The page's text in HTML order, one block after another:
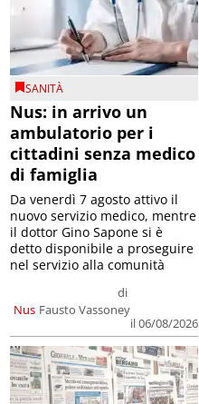
SANITÀ
Nus: in arrivo un
ambulatorio per i
cittadini senza medico
di famiglia
Nus
di
Fausto Vassoney
il 06/08/2026
Da venerdì 7 agosto attivo il
nuovo servizio medico, mentre
il dottor Gino Sapone si è
detto disponibile a proseguire
nel servizio alla comunità